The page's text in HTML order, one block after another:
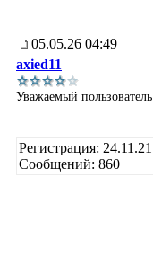
05.05.26 04:49
axied11
Уважаемый пользователь
Регистрация: 24.11.21
Сообщений: 860